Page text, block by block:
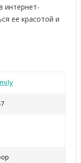
интернет-
ее красотой и